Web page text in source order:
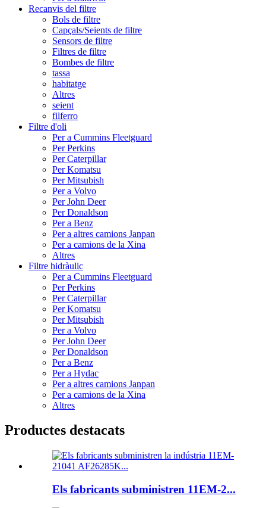
Recanvis del filtre
Bols de filtre
Capçals/Seients de filtre
Sensors de filtre
Filtres de filtre
Bombes de filtre
tassa
habitatge
Altres
seient
filferro
Filtre d'oli
Per a Cummins Fleetguard
Per Perkins
Per Caterpillar
Per Komatsu
Per Mitsubish
Per a Volvo
Per John Deer
Per Donaldson
Per a Benz
Per a altres camions Janpan
Per a camions de la Xina
Altres
Filtre hidràulic
Per a Cummins Fleetguard
Per Perkins
Per Caterpillar
Per Komatsu
Per Mitsubish
Per a Volvo
Per John Deer
Per Donaldson
Per a Benz
Per a Hydac
Per a altres camions Janpan
Per a camions de la Xina
Altres
Productes destacats
Els fabricants subministren 11EM-2...